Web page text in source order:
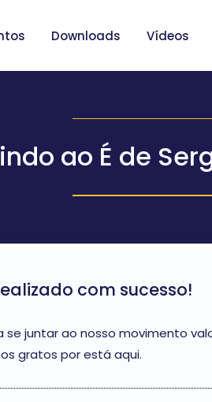
Downloads Vídeos
ao É de
com sucesso!
juntar ao nosso movimento
gratos por está aqui.